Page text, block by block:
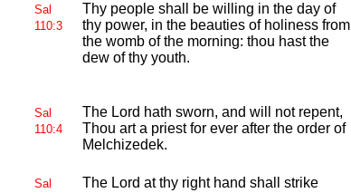
Sal
110:3
Thy people shall be willing in the day of
thy power, in the beauties of holiness from
the womb of the morning: thou hast the
dew of thy youth.
Sal
110:4
The Lord hath sworn, and will not repent,
Thou art a priest for ever after the order of
Melchizedek.
Sal
The Lord at thy right hand shall strike